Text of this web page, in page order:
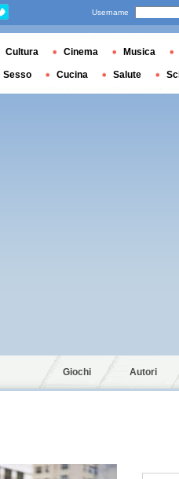
Giochi Autori
Username
Cultura Cinema Musica
Sesso Cucina Salute